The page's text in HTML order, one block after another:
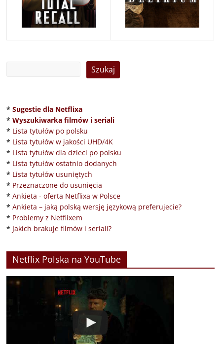
* Sugestie dla Netflixa
* Wyszukiwarka filmów i seriali
* Lista tytułów po polsku
* Lista tytułów w jakości UHD/4K
* Lista tytułów dla dzieci po polsku
* Lista tytułów ostatnio dodanych
* Lista tytułów usuniętych
* Przeznaczone do usunięcia
* Ankieta - oferta Netflixa w Polsce
* Ankieta – jaką polską wersję językową preferujecie?
* Problemy z Netflixem
* Jakich brakuje filmów i seriali?
Netflix Polska na YouTube